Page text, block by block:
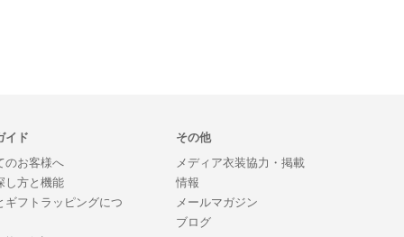
イド
のお客様へ
し方と機能
ギフトラッピングにつ
その他
メディア衣装協力・掲載
情報
メールマガジン
ブログ